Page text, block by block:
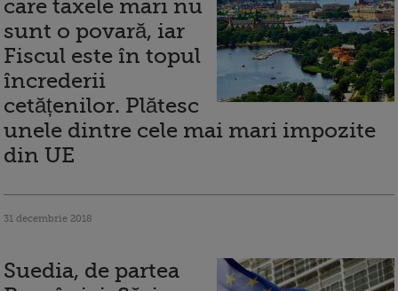
care taxele mari nu
sunt o povară, iar
Fiscul este în topul
încrederii
cetățenilor. Plătesc
unele dintre cele mai mari impozite
din UE
31 decembrie 2018
Suedia, de partea